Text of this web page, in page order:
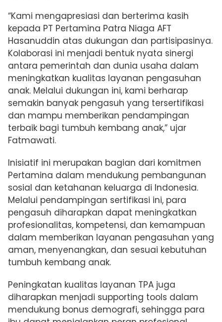
“Kami mengapresiasi dan berterima kasih
kepada PT Pertamina Patra Niaga AFT
Hasanuddin atas dukungan dan partisipasinya.
Kolaborasi ini menjadi bentuk nyata sinergi
antara pemerintah dan dunia usaha dalam
meningkatkan kualitas layanan pengasuhan
anak. Melalui dukungan ini, kami berharap
semakin banyak pengasuh yang tersertifikasi
dan mampu memberikan pendampingan
terbaik bagi tumbuh kembang anak,” ujar
Fatmawati.
Inisiatif ini merupakan bagian dari komitmen
Pertamina dalam mendukung pembangunan
sosial dan ketahanan keluarga di Indonesia.
Melalui pendampingan sertifikasi ini, para
pengasuh diharapkan dapat meningkatkan
profesionalitas, kompetensi, dan kemampuan
dalam memberikan layanan pengasuhan yang
aman, menyenangkan, dan sesuai kebutuhan
tumbuh kembang anak.
Peningkatan kualitas layanan TPA juga
diharapkan menjadi supporting tools dalam
mendukung bonus demografi, sehingga para